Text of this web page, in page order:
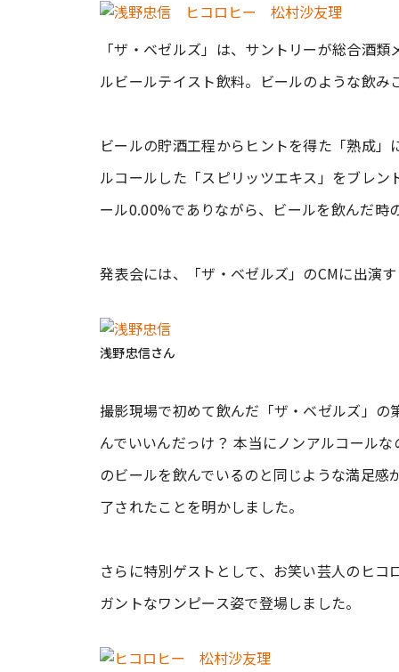
「ザ・ベゼルズ」は、サントリーが総合酒
ルビールテイスト飲料。ビールのような飲み
ビールの貯酒工程からヒントを得た「熟成
ルコールした「スピリッツエキス」をブレ
ール0.00%でありながら、ビールを飲んだ時
発表会には、「ザ・ベゼルズ」のCMに出演
浅野忠信さん
撮影現場で初めて飲んだ「ザ・ベゼルズ」
んでいいんだっけ？ 本当にノンアルコール
のビールを飲んでいるのと同じような満足
了されたことを明かしました。
さらに特別ゲストとして、お笑い芸人のヒ
ガントなワンピース姿で登場しました。